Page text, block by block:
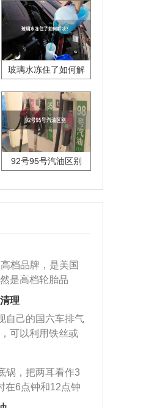
玻璃水冻住了如何解
92号95号汽油区别
档品牌，是美国
是高档轮胎品
胎都有生产，这
场。
理
自己的国六车排气
可以利用铁丝或
给取出来，如果
可以采取应急措
用木棍将所有的
位置处，然后将
锅，把两耳看作3
在6点钟和12点钟
、双手握住